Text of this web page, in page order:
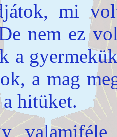
mi
nem ez
a
a mag
hitüket.
valamiféle